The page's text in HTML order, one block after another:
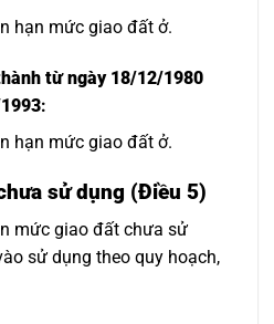
hạn mức giao đất ở.
từ ngày 18/12/1980
:
hạn mức giao đất ở.
sử dụng (Điều 5)
mức giao đất chưa sử
sử dụng theo quy hoạch,